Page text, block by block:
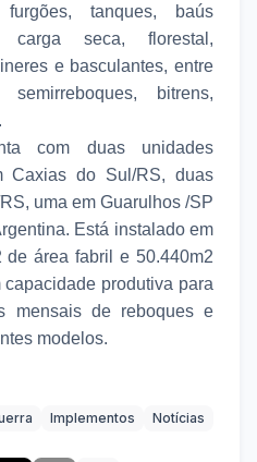
tanques, baús
carga seca, florestal,
e basculantes, entre
bitrens,
com duas unidades
Caxias do Sul/RS, duas
uma em Guarulhos /SP
Está instalado em
de área fabril e 50.440m2
produtiva para
mensais de reboques e
modelos.
Implementos Notícias